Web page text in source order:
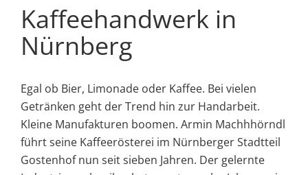
Kaffeehandwerk in
Nürnberg
Egal ob Bier, Limonade oder Kaffee. Bei vielen
Getränken geht der Trend hin zur Handarbeit.
Kleine Manufakturen boomen. Armin Machhhörndl
führt seine Kaffeerösterei im Nürnberger Stadtteil
Gostenhof nun seit sieben Jahren. Der gelernte